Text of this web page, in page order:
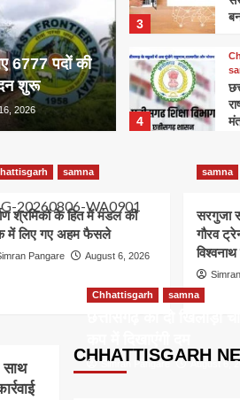
देश का पहला
2026
6777 पदों की
शुरू
2026
3
4
5
samna
श्रमिकों के हित में मंडल की
में लिए गए अहम फैसले
Pangare August 6, 2026
samna
सरगुजा
गौरव
CHHATTISGARH
Chhattisgarh samna
Simran Pangare August 6,